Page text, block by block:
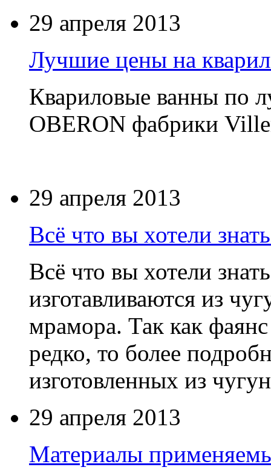
29 апреля 2013
Лучшие цены на
Квариловые ванны по
OBERON фабрики
29 апреля 2013
Всё что вы хотели
Всё что вы хотели
изготавливаются из
мрамора. Так как
редко, то более
изготовленных из
29 апреля 2013
Материалы